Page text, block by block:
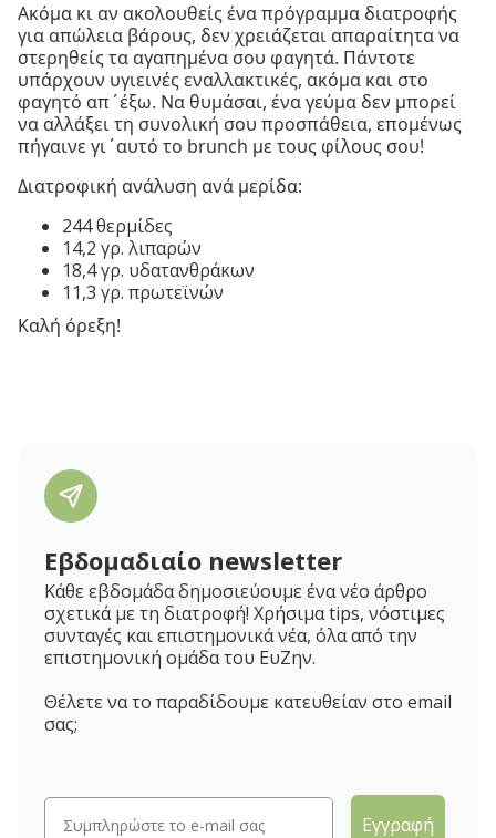
Ακόμα κι αν ακολουθείς ένα πρόγραμμα διατροφής
για απώλεια βάρους, δεν χρειάζεται απαραίτητα να
στερηθείς τα αγαπημένα σου φαγητά. Πάντοτε
υπάρχουν υγιεινές εναλλακτικές, ακόμα και στο
φαγητό απ΄έξω. Να θυμάσαι, ένα γεύμα δεν μπορεί
να αλλάξει τη συνολική σου προσπάθεια, επομένως
πήγαινε γι΄αυτό το brunch με τους φίλους σου!
Διατροφική ανάλυση ανά μερίδα:
244 θερμίδες
14,2 γρ. λιπαρών
18,4 γρ. υδατανθράκων
11,3 γρ. πρωτεϊνών
Καλή όρεξη!
Εβδομαδιαίο newsletter
Κάθε εβδομάδα δημοσιεύουμε ένα νέο άρθρο
σχετικά με τη διατροφή! Χρήσιμα tips, νόστιμες
συνταγές και επιστημονικά νέα, όλα από την
επιστημονική ομάδα του ΕυΖην.
Θέλετε να το παραδίδουμε κατευθείαν στο email
σας;
Εγγραφή